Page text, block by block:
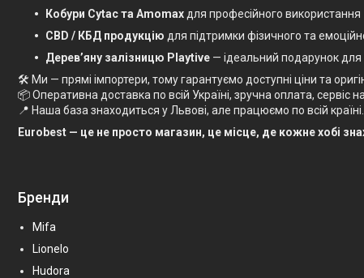
Кобури Cytac та Amomax для професійного використання
CBD / КБД продукцію для підтримки фізичного та
Дерев’яну залізницю Playtive — ідеальний подарунок для
🛠 Ми — прямі імпортери, тому гарантуємо доступні ціни та
📦 Оперативна доставка по всій Україні, зручна оплата, сервіс на
📍 Наша база знаходиться у Львові, але працюємо по всій країні.
Eurobest — це не просто магазин, це місце, де кожне хобі
Бренди
Mifa
Lionelo
Hudora